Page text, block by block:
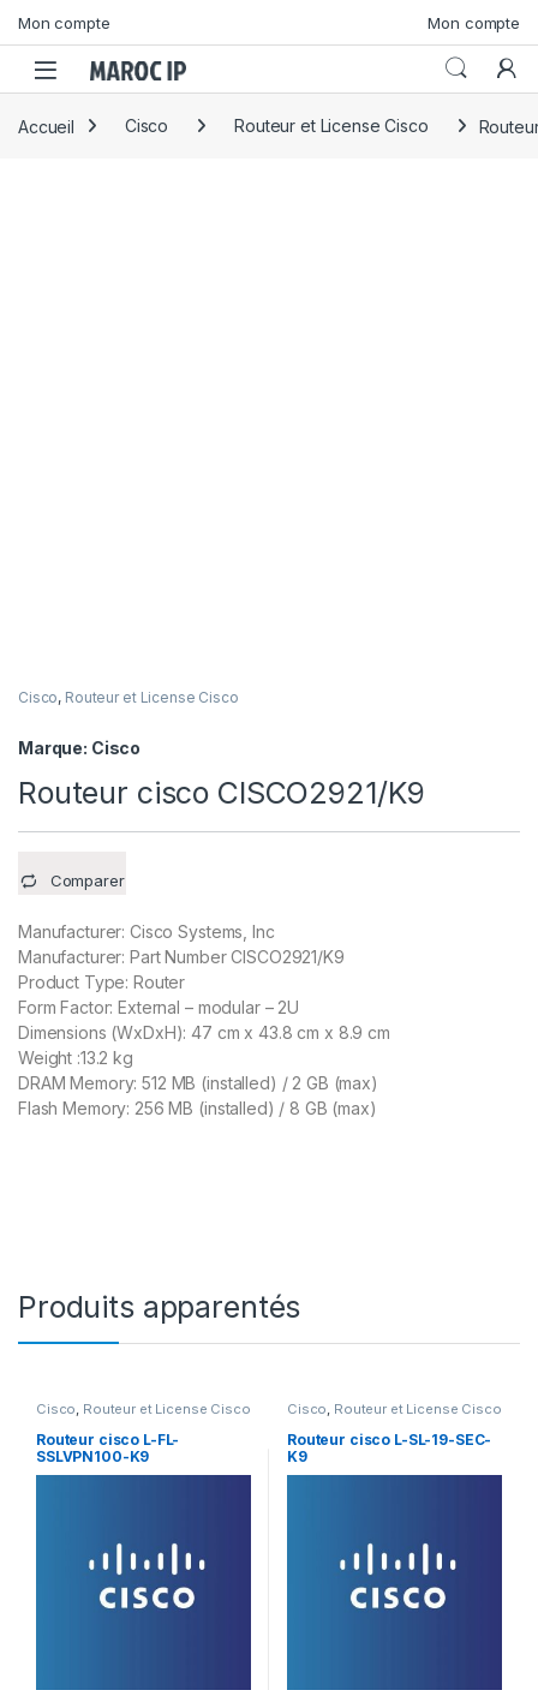
Mon compte Mon compte
Accueil Cisco Routeur et License Cisco
Cisco, Routeur et License Cisco
Marque: Cisco
Routeur cisco CISCO2921/K9
Comparer
Manufacturer: Cisco Systems, Inc
Manufacturer: Part Number CISCO2921/K9
Product Type: Router
Form Factor: External – modular – 2U
Dimensions (WxDxH): 47 cm x 43.8 cm x 8.9 cm
Weight :13.2 kg
DRAM Memory: 512 MB (installed) / 2 GB (max)
Flash Memory: 256 MB (installed) / 8 GB (max)
Produits apparentés
Cisco, Routeur et License Cisco
Routeur cisco L-FL-
SSLVPN100-K9
Cisco, Routeur et License Cisco
Routeur cisco L-SL-19-SEC-
K9